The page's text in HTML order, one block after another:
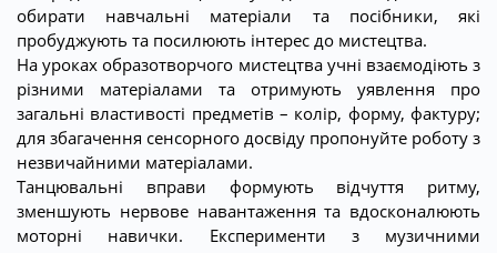
обирати навчальні матеріали та посібники, які
пробуджують та посилюють інтерес до мистецтва.
На уроках образотворчого мистецтва учні взаємодіють з
різними матеріалами та отримують уявлення про
загальні властивості предметів – колір, форму, фактуру;
для збагачення сенсорного досвіду пропонуйте роботу з
незвичайними матеріалами.
Танцювальні вправи формують відчуття ритму,
зменшують нервове навантаження та вдосконалюють
моторні навички. Експерименти з музичними